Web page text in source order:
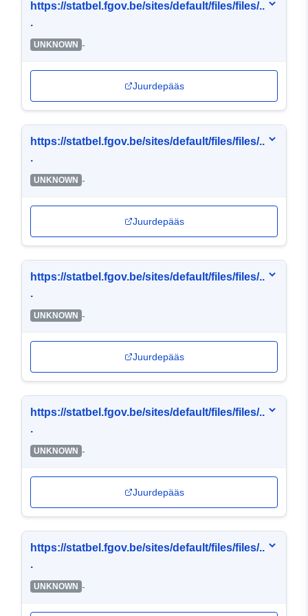
https://statbel.fgov.be/sites/default/files/files/..
.
UNKNOWN -
Juurdepääs
https://statbel.fgov.be/sites/default/files/files/..
.
UNKNOWN -
Juurdepääs
https://statbel.fgov.be/sites/default/files/files/..
.
UNKNOWN -
Juurdepääs
https://statbel.fgov.be/sites/default/files/files/..
.
UNKNOWN -
Juurdepääs
https://statbel.fgov.be/sites/default/files/files/..
.
UNKNOWN -